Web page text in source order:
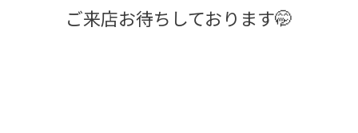
ご来店お待ちしております🤭